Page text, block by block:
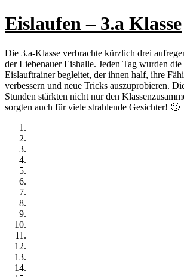
Eislaufen – 3.a Klasse
Die 3.a-Klasse verbrachte kürzlich drei
der Liebenauer Eishalle. Jeden Tag wurden
Eislauftrainer begleitet, der ihnen half, ihre
verbessern und neue Tricks auszuprobieren.
Stunden stärkten nicht nur den
sorgten auch für viele strahlende Gesichter! 🙂